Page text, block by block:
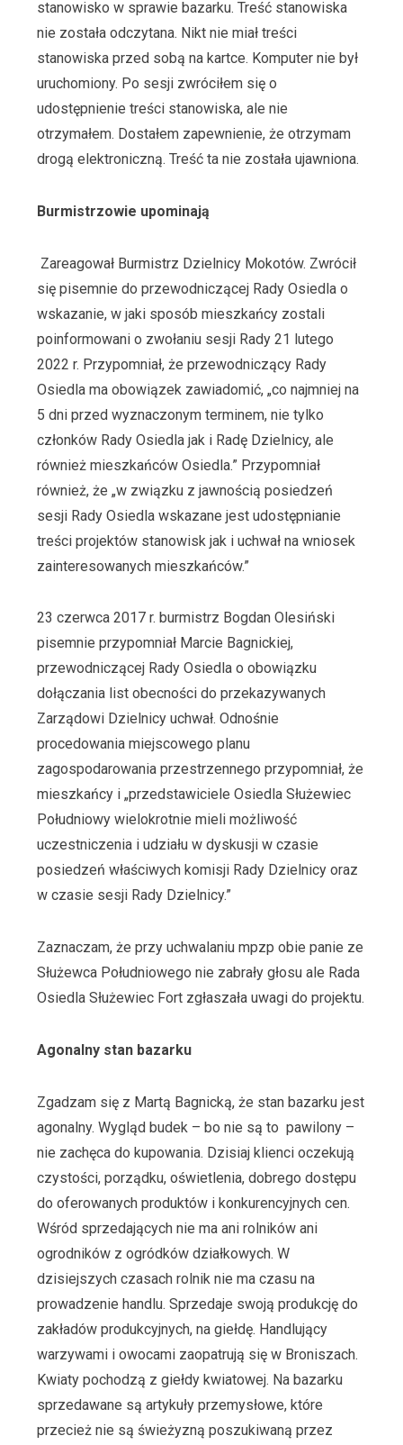
stanowisko w sprawie bazarku. Treść stanowiska
nie została odczytana. Nikt nie miał treści
stanowiska przed sobą na kartce. Komputer nie był
uruchomiony. Po sesji zwróciłem się o
udostępnienie treści stanowiska, ale nie
otrzymałem. Dostałem zapewnienie, że otrzymam
drogą elektroniczną. Treść ta nie została ujawniona.
Burmistrzowie upominają
Zareagował Burmistrz Dzielnicy Mokotów. Zwrócił
się pisemnie do przewodniczącej Rady Osiedla o
wskazanie, w jaki sposób mieszkańcy zostali
poinformowani o zwołaniu sesji Rady 21 lutego
2022 r. Przypomniał, że przewodniczący Rady
Osiedla ma obowiązek zawiadomić, „co najmniej na
5 dni przed wyznaczonym terminem, nie tylko
członków Rady Osiedla jak i Radę Dzielnicy, ale
również mieszkańców Osiedla.” Przypomniał
również, że „w związku z jawnością posiedzeń
sesji Rady Osiedla wskazane jest udostępnianie
treści projektów stanowisk jak i uchwał na wniosek
zainteresowanych mieszkańców.”
23 czerwca 2017 r. burmistrz Bogdan Olesiński
pisemnie przypomniał Marcie Bagnickiej,
przewodniczącej Rady Osiedla o obowiązku
dołączania list obecności do przekazywanych
Zarządowi Dzielnicy uchwał. Odnośnie
procedowania miejscowego planu
zagospodarowania przestrzennego przypomniał, że
mieszkańcy i „przedstawiciele Osiedla Służewiec
Południowy wielokrotnie mieli możliwość
uczestniczenia i udziału w dyskusji w czasie
posiedzeń właściwych komisji Rady Dzielnicy oraz
w czasie sesji Rady Dzielnicy.”
Zaznaczam, że przy uchwalaniu mpzp obie panie ze
Służewca Południowego nie zabrały głosu ale Rada
Osiedla Służewiec Fort zgłaszała uwagi do projektu.
Agonalny stan bazarku
Zgadzam się z Martą Bagnicką, że stan bazarku jest
agonalny. Wygląd budek – bo nie są to pawilony –
nie zachęca do kupowania. Dzisiaj klienci oczekują
czystości, porządku, oświetlenia, dobrego dostępu
do oferowanych produktów i konkurencyjnych cen.
Wśród sprzedających nie ma ani rolników ani
ogrodników z ogródków działkowych. W
dzisiejszych czasach rolnik nie ma czasu na
prowadzenie handlu. Sprzedaje swoją produkcję do
zakładów produkcyjnych, na giełdę. Handlujący
warzywami i owocami zaopatrują się w Broniszach.
Kwiaty pochodzą z giełdy kwiatowej. Na bazarku
sprzedawane są artykuły przemysłowe, które
przecież nie są świeżyzną poszukiwaną przez